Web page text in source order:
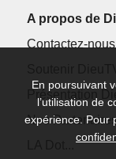
A propos de
Contactez-nous
Présentation
Nos
En poursuivant
l’utilisation de
expérience. Pour